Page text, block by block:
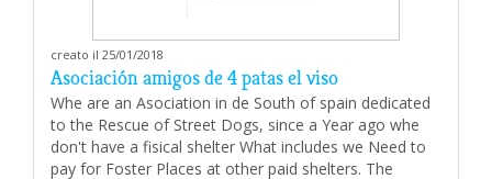
creato il 25/01/2018
Asociación amigos de 4 patas el viso
Whe are an Asociation in de South of spain dedicated
to the Rescue of Street Dogs, since a Year ago whe
don't have a fisical shelter What includes we Need to
pay for Foster Places at other paid shelters. The